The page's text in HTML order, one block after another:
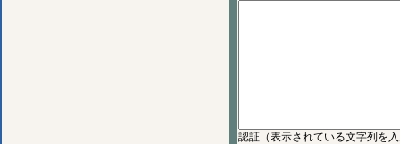
認証（表示されている文字列を